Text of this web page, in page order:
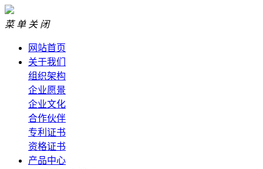
菜 单 关 闭
网站首页
关于我们
组织架构
企业愿景
企业文化
合作伙伴
专利证书
资格证书
产品中心